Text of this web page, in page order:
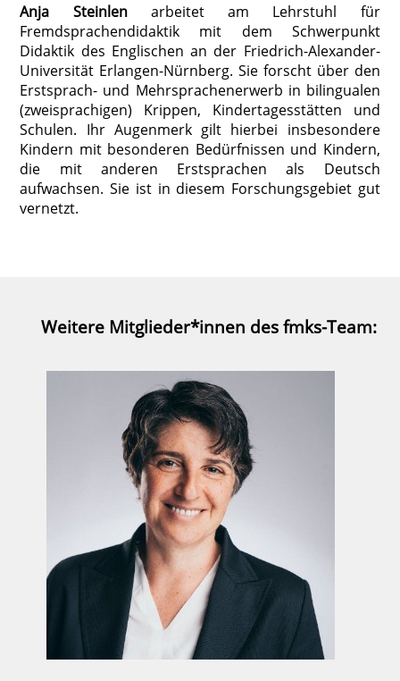
Anja Steinlenarbeitet am Lehrstuhl für
Fremdsprachendidaktik mit dem Schwerpunkt
Didaktik des Englischen an der Friedrich-Alexander-
Universität Erlangen-Nürnberg. Sie forscht über den
Erstsprach- und Mehrsprachenerwerb in bilingualen
(zweisprachigen) Krippen, Kindertagesstätten und
Schulen. Ihr Augenmerk gilt hierbei insbesondere
Kindern mit besonderen Bedürfnissen und Kindern,
die mit anderen Erstsprachen als Deutsch
aufwachsen. Sie ist in diesem Forschungsgebiet gut
vernetzt.
Weitere Mitglieder*innen des fmks-Team: